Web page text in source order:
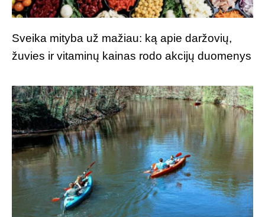
Sveika mityba už mažiau: ką apie daržovių,
žuvies ir vitaminų kainas rodo akcijų duomenys